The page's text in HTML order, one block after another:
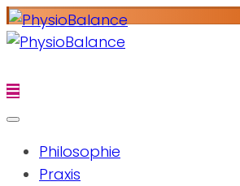
Philosophie
Praxis